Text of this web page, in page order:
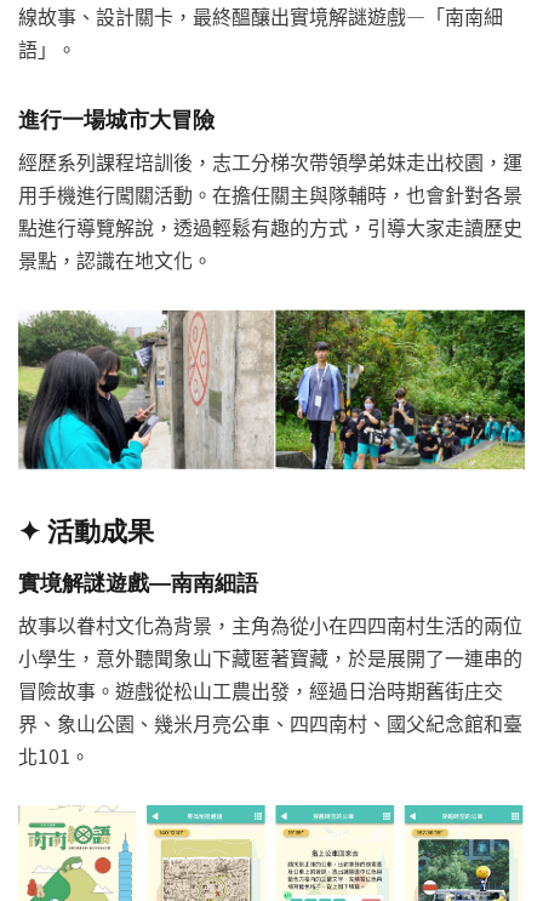
線故事、設計關卡，最終醞釀出實境解謎遊戲—「​南南細
語」。
進行一場城市大冒險
經歷系列課程培訓後，志工分梯次帶領學弟妹走出校園，運
用手機進行闖關活動。在擔任關主與隊輔時，也會針對各景
點進行導覽解說，透過輕鬆有趣的方式，引導大家走讀歷史
景點，認識在地文化。
✦ 活動成果
實境解謎遊戲—南南細語
故事以眷村文化為背景，主角為從小在四四南村生活的兩位
小學生，意外聽聞象山下藏匿著寶藏，於是展開了一連串的
冒險故事。遊戲從松山工農出發，經過日治時期舊街庄交
界、象山公園、幾米月亮公車、四四南村、國父紀念館和臺
北101。